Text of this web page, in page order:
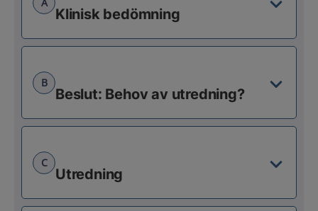
Klinisk bedömning
B
Beslut: Behov av utredning?
C
Utredning